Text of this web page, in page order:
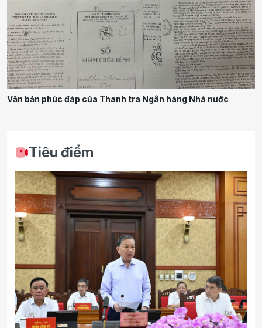
Văn bản phúc đáp của Thanh tra Ngân hàng Nhà nước
Tiêu điểm